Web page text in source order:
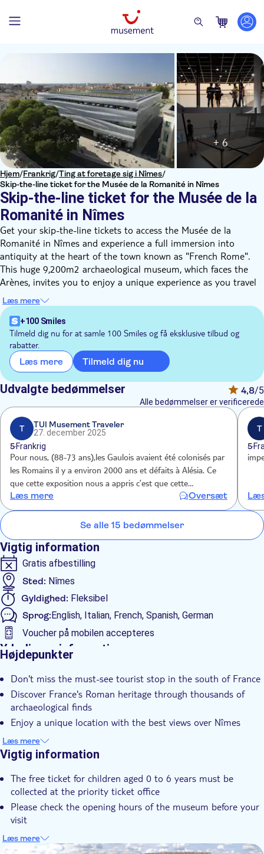
Hjem/Frankrig/Ting at foretage sig i Nîmes/
Skip-the-line ticket for the Musée de la Romanité in Nîmes
Skip-the-line ticket for the Musée de la
Romanité in Nîmes
+ 6
Get your skip-the-line tickets to access the Musée de la
Romanité in Nîmes and experience a full immersion into
antiquity at the heart of the town known as "French Rome".
This huge 9,200m2 archaeological museum, which faces the
Arènes, invites you to enjoy a unique experience as you travel
back in time through the history of Nîmes, from the 7th
century BC to the Middle Ages, through a highly innovative
museography and immersive scenography (augmented reality,
monumental audiovisual technologies, etc.).
Benefiting from contemporary architecture and the latest
technological innovations, the venue has a panoramic
restaurant, an archaeological garden and an open-air rooftop
offering a breathtaking 360° view of Nîmes and its finest
Roman jewels.
Læs mere
+100 Smiles
Tilmeld dig nu for at samle 100 Smiles og få eksklusive tilbud og
rabatter.
Læs mere Tilmeld dig nu
Udvalgte bedømmelser 4,8/5
Alle bedømmelser er verificerede
T
TUI Musement Traveler
27. december 2025
5 Frankrig
Pour nous, (88-73 ans),les Gaulois avaient été colonisés par
les Romains il y a environ 2000 ans et défaits à Alésia. Ce
que cette exposition nous a appris c’est que cette
colonisation n’a pas été aussi dramatique puisque les
Romains ont su élever les Gaulois les plus billants dans la
Læs mere Oversæt
T
5
Se alle 15 bedømmelser
Vigtig information
Gratis afbestilling
Sted: Nîmes
Gyldighed: Fleksibel
Sprog:English, Italian, French, Spanish, German
Voucher på mobilen accepteres
Yderligere information
Øjeblikkelig bekræftelse
Spring linjen over
Entréudgifter er Inkluderet
Højdepunkter
Don't miss the must-see tourist stop in the south of France
Discover France's Roman heritage through thousands of
archaeological finds
Enjoy a unique location with the best views over Nîmes
Tag hele familien med – alle vil elske det
Spar tid og se mere med spring-køen-over-adgang
Læs mere
Vigtig information
The free ticket for children aged 0 to 6 years must be
collected at the priority ticket office
Please check the opening hours of the museum before your
visit
Present your ticket directly at the entrance of the museum
Læs mere
DSA1Musée de la Romanité